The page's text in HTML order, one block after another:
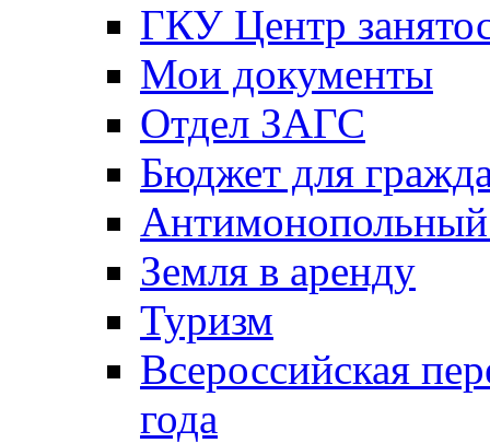
ГКУ Центр
Мои документы
Отдел ЗАГС
Бюджет для
Антимонопольный
Земля в аренду
Туризм
Всероссийская
года